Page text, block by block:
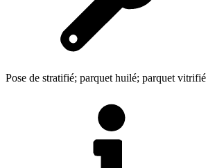
Pose de stratifié; parquet huilé; parquet vitrifié